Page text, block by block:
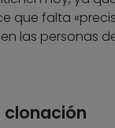
que falta
las personas
clonación